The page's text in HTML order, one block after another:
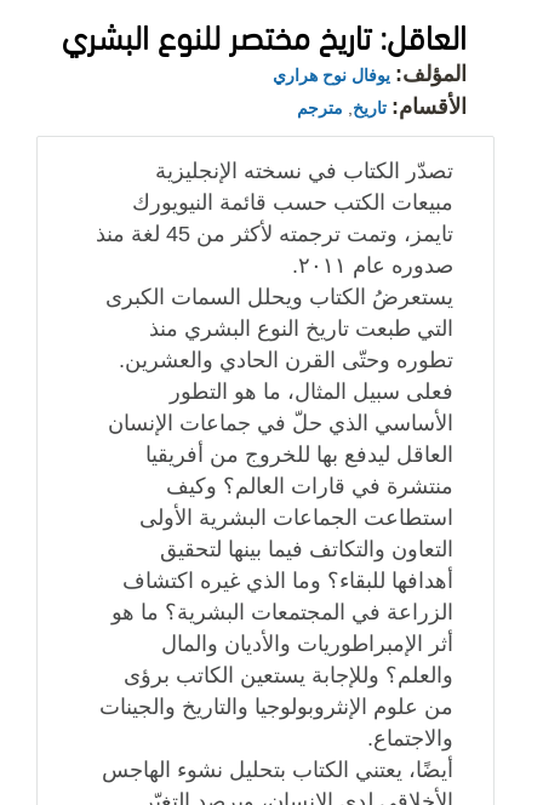
العاقل: تاريخ مختصر للنوع البشري
المؤلف: يوفال نوح هراري
الأقسام: تاريخ مترجم
تصدّر الكتاب في نسخته الإنجليزية
مبيعات الكتب حسب قائمة النيويورك
تايمز، وتمت ترجمته لأكثر من 45 لغة منذ
صدوره عام ٢٠١١.
يستعرضُ الكتاب ويحلل السمات الكبرى
التي طبعت تاريخ النوع البشري منذ
تطوره وحتّى القرن الحادي والعشرين.
فعلى سبيل المثال، ما هو التطور
الأساسي الذي حلّ في جماعات الإنسان
العاقل ليدفع بها للخروج من أفريقيا
منتشرة في قارات العالم؟ وكيف
استطاعت الجماعات البشرية الأولى
التعاون والتكاتف فيما بينها لتحقيق
أهدافها للبقاء؟ وما الذي غيره اكتشاف
الزراعة في المجتمعات البشرية؟ ما هو
أثر الإمبراطوريات والأديان والمال
والعلم؟ وللإجابة يستعين الكاتب برؤى
من علوم الإنثروبولوجيا والتاريخ والجينات
والاجتماع.
أيضًا، يعتني الكتاب بتحليل نشوء الهاجس